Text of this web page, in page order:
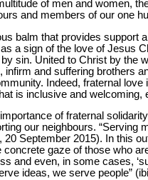
of men and women,
and members of our one
balm that provides support
a sign of the love of Jesus
sin. United to Christ by the
infirm and suffering brothers
Indeed, fraternal
is inclusive and welcoming,
of fraternal
our neighbours.
, 20 September 2015). In this
concrete gaze of those who
and even, in some cases,
ideas, we serve people”